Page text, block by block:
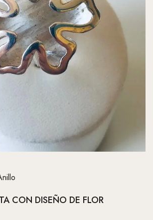
CON DISEÑO DE FLOR